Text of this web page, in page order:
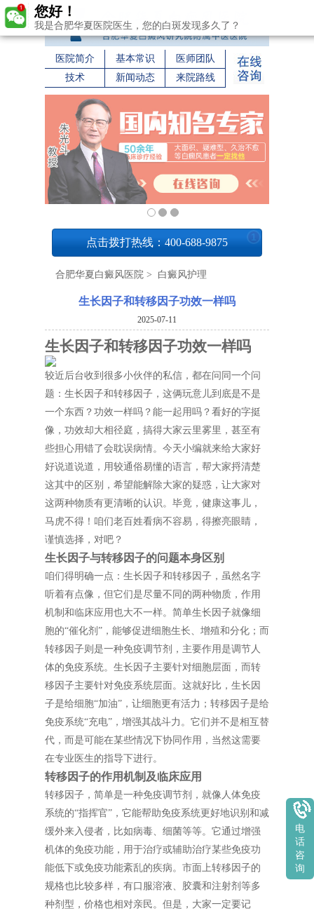
医院简介 基本常识
医师团队
技术
新闻动态 来院路线
点击拨打热线：400-688-9875 1
合肥华夏白癜风医院 > 白癜风护理
生长因子和转移因子功效一样吗
2025-07-11
生长因子和转移因子功效一样吗
较近后台收到很多小伙伴的私信，都在问同一个问
题：生长因子和转移因子，这俩玩意儿到底是不是
一个东西？功效一样吗？能一起用吗？看好的字挺
像，功效却大相径庭，搞得大家云里雾里，甚至有
些担心用错了会耽误病情。今天小编就来给大家好
好说道说道，用较通俗易懂的语言，帮大家捋清楚
这其中的区别，希望能解除大家的疑惑，让大家对
这两种物质有更清晰的认识。毕竟，健康这事儿，
马虎不得！咱们老百姓看病不容易，得擦亮眼睛，
谨慎选择，对吧？
生长因子与转移因子的问题本身区别
咱们得明确一点：生长因子和转移因子，虽然名字
听着有点像，但它们是尽量不同的两种物质，作用
机制和临床应用也大不一样。简单生长因子就像细
胞的“催化剂”，能够促进细胞生长、增殖和分化；而
转移因子则是一种免疫调节剂，主要作用是调节人
体的免疫系统。生长因子主要针对细胞层面，而转
移因子主要针对免疫系统层面。这就好比，生长因
子是给细胞“加油”，让细胞更有活力；转移因子是给
免疫系统“充电”，增强其战斗力。它们并不是相互替
代，而是可能在某些情况下协同作用，当然这需要
在专业医生的指导下进行。
转移因子的作用机制及临床应用
转移因子，简单是一种免疫调节剂，就像人体免疫
系统的“指挥官”，它能帮助免疫系统更好地识别和减
缓外来入侵者，比如病毒、细菌等等。它通过增强
机体的免疫功能，用于治疗或辅助治疗某些免疫功
能低下或免疫功能紊乱的疾病。市面上转移因子的
规格也比较多样，有口服溶液、胶囊和注射剂等多
种剂型，价格也相对亲民。但是，大家一定要记
您好！
我是合肥华夏医院医生，您的白斑发现多久了？
电
话
咨
询